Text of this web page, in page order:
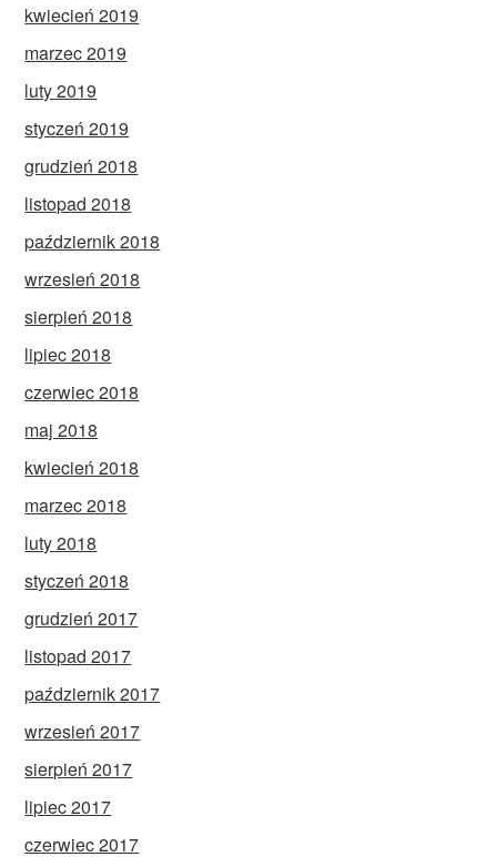
kwiecień 2019
marzec 2019
luty 2019
styczeń 2019
grudzień 2018
listopad 2018
październik 2018
wrzesień 2018
sierpień 2018
lipiec 2018
czerwiec 2018
maj 2018
kwiecień 2018
marzec 2018
luty 2018
styczeń 2018
grudzień 2017
listopad 2017
październik 2017
wrzesień 2017
sierpień 2017
lipiec 2017
czerwiec 2017